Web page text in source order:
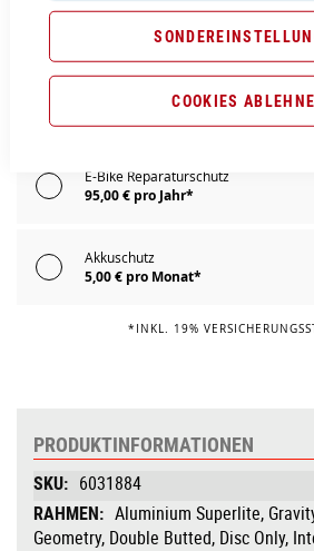
COOKIES
Extra Schutz? Jetzt Tarife entdecken!
E-Bike Komplettschutz
E-Bike Reparaturschutz
95,00 € pro Jahr*
Akkuschutz
5,00 € pro Monat*
*INKL. 19%
PRODUKTINFORMATIONEN
Produktinformationen
6031884
Aluminium Superlite,
Geometry, Double Butted, Disc Only,